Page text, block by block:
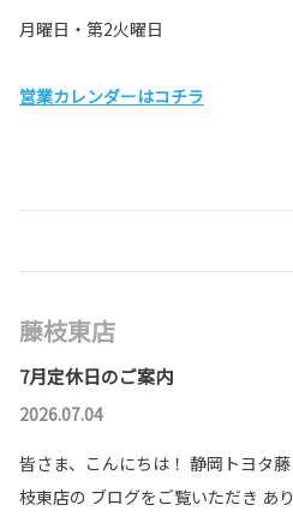
月曜日・第2火曜日
営業カレンダーはコチラ
藤枝東店
7月定休日のご案内
2026.07.04
皆さま、こんにちは！ 静岡トヨタ藤
枝東店の ブログをご覧いただき あり